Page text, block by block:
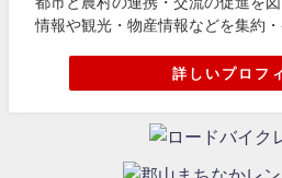
情報や観光・物産情報などを集約・
詳しいプロフ